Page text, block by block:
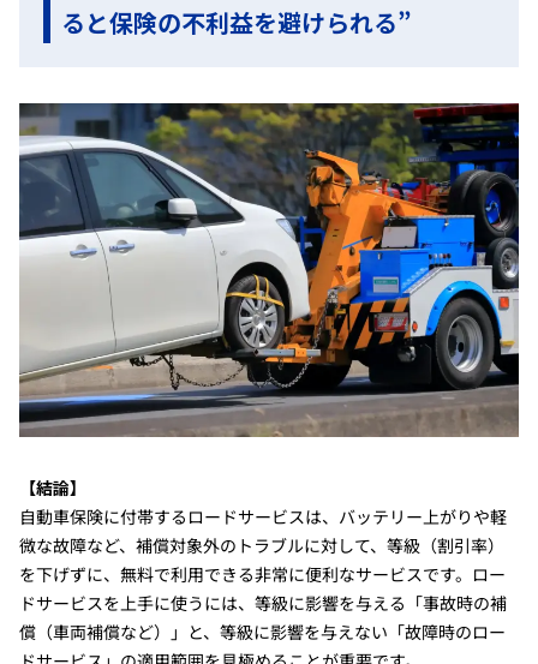
ると保険の不利益を避けられる”
【結論】
自動車保険に付帯するロードサービスは、バッテリー上がりや軽
微な故障など、補償対象外のトラブルに対して、等級（割引率）
を下げずに、無料で利用できる非常に便利なサービスです。ロー
ドサービスを上手に使うには、等級に影響を与える「事故時の補
償（車両補償など）」と、等級に影響を与えない「故障時のロー